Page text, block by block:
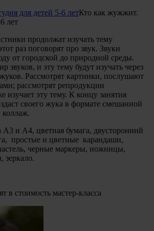
для детей 5-6 летКто как жужжит.
лет
продолжат изучать тему
раз поговорят про звук. Звуки
от городской до природной среды.
звуков, и эту тему будут изучать через
Рассмотрят картинки, послушают
рассмотрят репродукции
изучает эту тему. К концу занятия
своего жука в формате смешанной
коллаж.
А3 и А4, цветная бумага, двусторонний
простые и цветные карандаши,
черные маркеры, ножницы,
зеркало.
в стоимость мастер-класса